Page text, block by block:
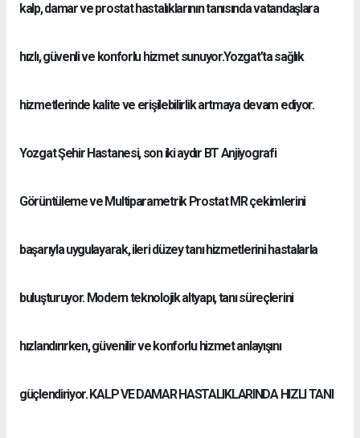
kalp, damar ve prostat hastalıklarının tanısında vatandaşlara
hızlı, güvenli ve konforlu hizmet sunuyor.Yozgat’ta sağlık
hizmetlerinde kalite ve erişilebilirlik artmaya devam ediyor.
Yozgat Şehir Hastanesi, son iki aydır BT Anjiyografi
Görüntüleme ve Multiparametrik Prostat MR çekimlerini
başarıyla uygulayarak, ileri düzey tanı hizmetlerini hastalarla
buluşturuyor. Modern teknolojik altyapı, tanı süreçlerini
hızlandırırken, güvenilir ve konforlu hizmet anlayışını
güçlendiriyor. KALP VE DAMAR HASTALIKLARINDA HIZLI TANI